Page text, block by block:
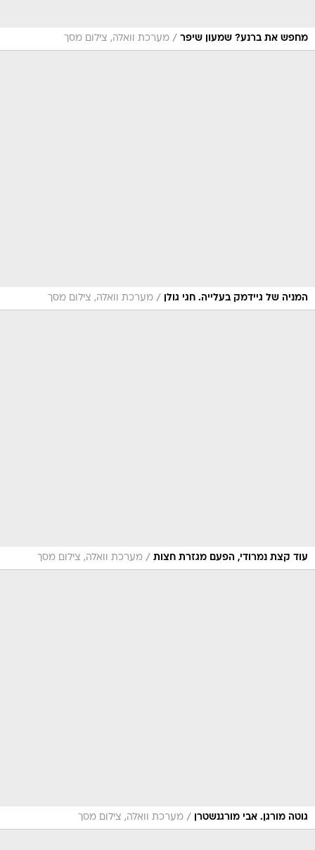
מחפש את ברנע? שמעון שיפר / מערכת וואלה, צילום מסך
המניה של גיידמק בעלייה. חגי גולן / מערכת וואלה, צילום מסך
עוד קצת נמרודי, הפעם מגזרת חצות / מערכת וואלה, צילום מסך
גוטה מורגן. אבי מורגנשטרן / מערכת וואלה, צילום מסך